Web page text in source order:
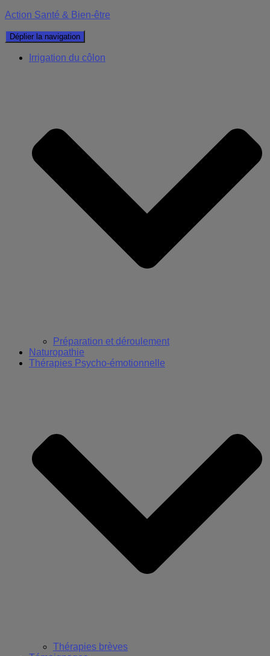
Action Santé & Bien-être
Déplier la navigation
Irrigation du côlon
Préparation et déroulement
Naturopathie
Thérapies Psycho-émotionnelle
Thérapies brèves